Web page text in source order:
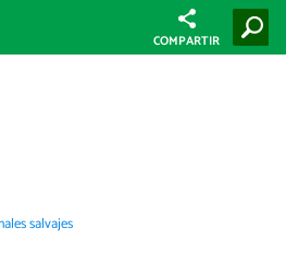
COMPARTIR
salvajes